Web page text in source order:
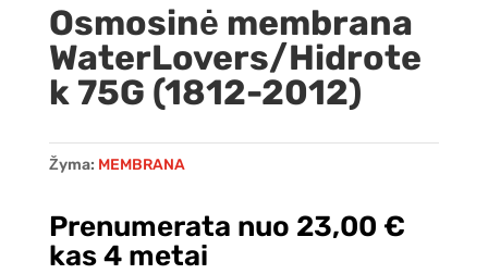
Osmosinė membrana
WaterLovers/Hidrote
k 75G (1812-2012)
Žyma: MEMBRANA
Prenumerata nuo 23,00 €
kas 4 metai